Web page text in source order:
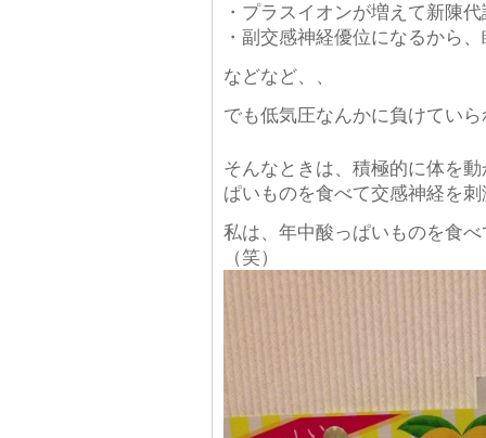
・プラスイオンが増えて新陳
・副交感神経優位になるから
などなど、、
でも低気圧なんかに負けてい
そんなときは、積極的に体を
ぱいものを食べて交感神経を
私は、年中酸っぱいものを食
（笑）